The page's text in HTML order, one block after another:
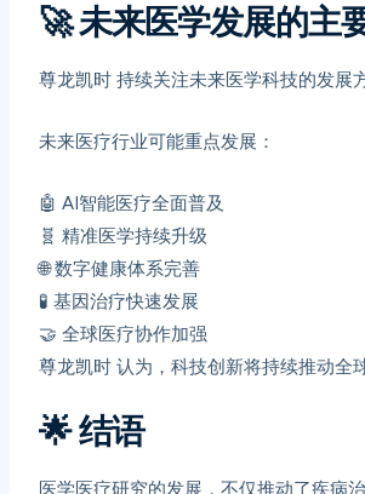
🚀未来医学发展的主
尊龙凯时持续关注未来医学科技的发展
未来医疗行业可能重点发展：
🤖 AI智能医疗全面普及
🧬 精准医学持续升级
🌐 数字健康体系完善
🧪 基因治疗快速发展
🤝 全球医疗协作加强
尊龙凯时认为，科技创新将持续推动全
🌟结语
医学医疗研究的发展，不仅推动了疾病